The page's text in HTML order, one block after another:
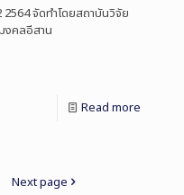
จัดทำโดยสถาบันวิจัย
งคลอีสาน
Read more
Next page